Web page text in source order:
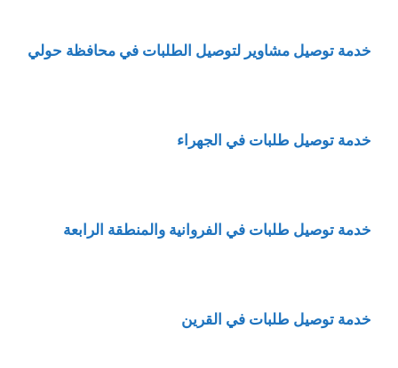
خدمة توصيل مشاوير لتوصيل الطلبات في محافظة حولي
خدمة توصيل طلبات في الجهراء
خدمة توصيل طلبات في الفروانية والمنطقة الرابعة
خدمة توصيل طلبات في القرين